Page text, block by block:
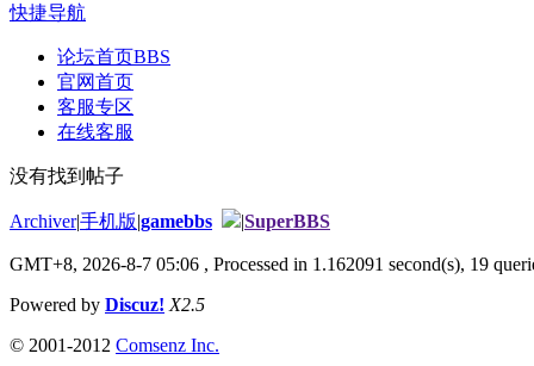
快捷导航
论坛首页BBS
官网首页
客服专区
在线客服
没有找到帖子
Archiver|手机版|gamebbs |SuperBBS
GMT+8, 2026-8-7 05:06 , Processed in 1.162091 second(s), 19
Powered by Discuz! X2.5
© 2001-2012 Comsenz Inc.